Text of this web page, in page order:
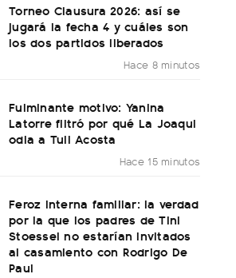
Torneo Clausura 2026: así se
jugará la fecha 4 y cuáles son
los dos partidos liberados
Hace 8 minutos
Fulminante motivo: Yanina
Latorre filtró por qué La Joaqui
odia a Tuli Acosta
Hace 15 minutos
Feroz interna familiar: la verdad
por la que los padres de Tini
Stoessel no estarían invitados
al casamiento con Rodrigo De
Paul